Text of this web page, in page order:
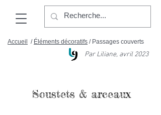
Accueil / Éléments décoratifs / Passages couverts
Par Liliane, avril 2023
Soustets & arceaux